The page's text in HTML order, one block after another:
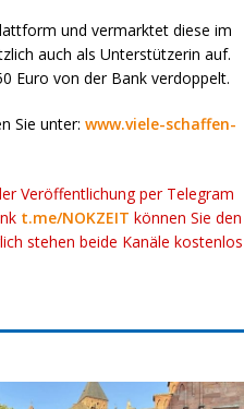
und vermarktet diese im
auch als Unterstützerin auf.
Euro von der Bank verdoppelt.
Sie unter: www.viele-schaffen-
Veröffentlichung per Telegram
t.me/NOKZEIT können Sie den
stehen beide Kanäle kostenlos